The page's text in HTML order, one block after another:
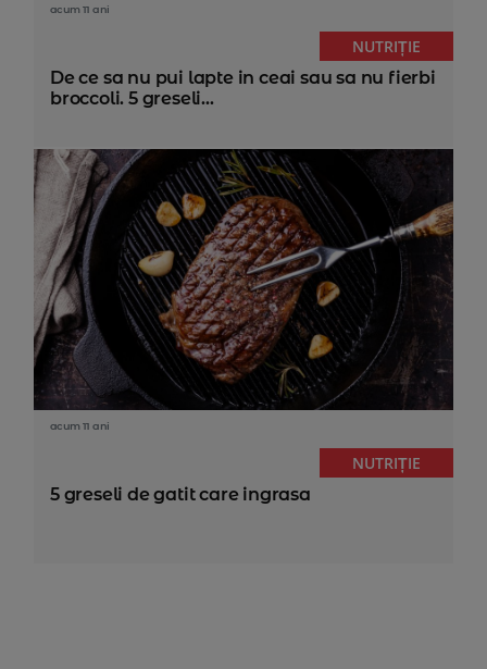
acum 11 ani
NUTRIȚIE
De ce sa nu pui lapte in ceai sau sa nu fierbi
broccoli. 5 greseli...
acum 11 ani
NUTRIȚIE
5 greseli de gatit care ingrasa